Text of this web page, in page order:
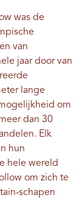
was de
van
jaar door van
lange
om
dan 30
Elk
hun
hele wereld
om zich te
schapen